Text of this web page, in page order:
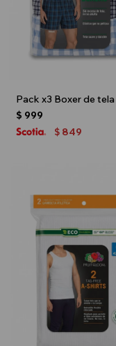
$ 999
$ 849